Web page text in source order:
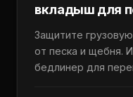
вкладыш для
Защитите
от песка и щебня.
бедлинер для